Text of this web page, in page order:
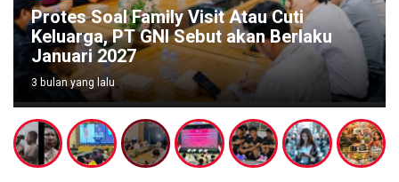
Protes Soal Family Visit Atau Cuti
Keluarga, PT GNI Sebut akan Berlaku
Januari 2027
3 bulan yang lalu